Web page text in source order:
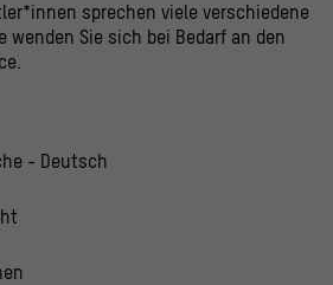
sprechen viele verschiedene
wenden Sie sich bei Bedarf an den
- Deutsch